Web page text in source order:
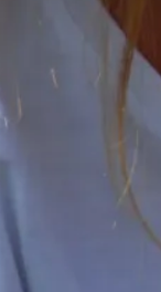
https://